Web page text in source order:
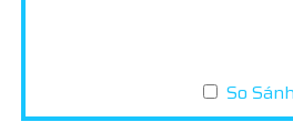
So Sánh